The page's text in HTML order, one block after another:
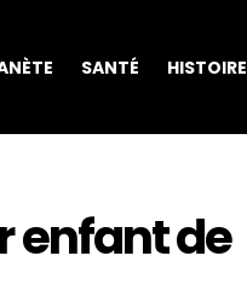
SANTÉ HISTOIRE
enfant de